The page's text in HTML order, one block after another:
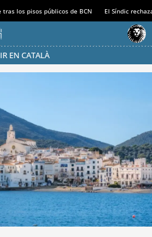
tras los pisos públicos de BCN El Síndic
EN CATALÀ
AHORRO